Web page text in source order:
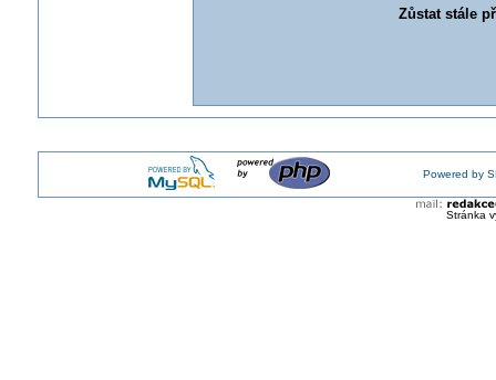
Zůstat stále
Powered by
Stránka